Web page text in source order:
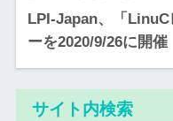
LPI-Japan、「
ーを2020/9/26に開催
サイト内検索